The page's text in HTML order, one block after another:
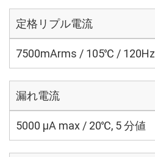
定格リプル電流
7500mArms / 105℃ / 120Hz
漏れ電流
5000 μA max / 20℃, 5 分値